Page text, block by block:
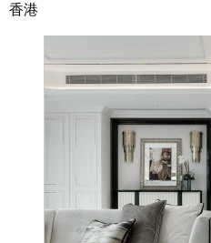
香港